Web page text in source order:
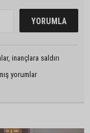
inançlara saldırı
yorumlar